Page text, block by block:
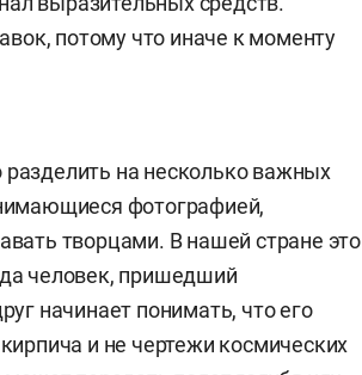
потому что иначе к моменту
на несколько важных
фотографией,
творцами. В нашей стране это
человек, пришедший
начинает понимать, что его
и не чертежи космических